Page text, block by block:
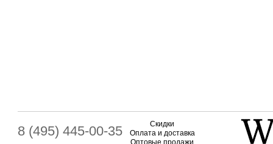
8 (495) 445-00-35
Скидки
Оплата и доставка
Оптовые продажи